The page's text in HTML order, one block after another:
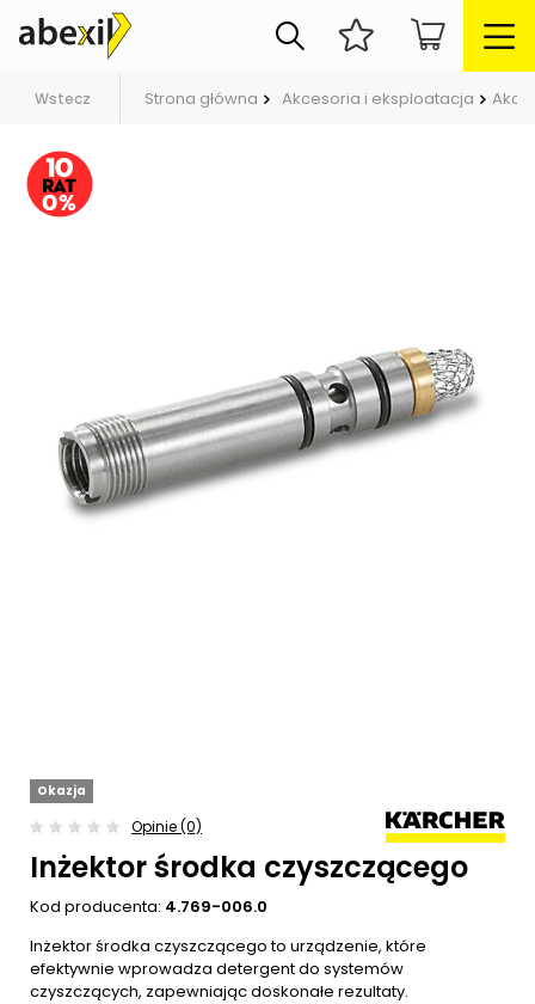
Wstecz Strona główna Akcesoria i eksploatacja
Okazja
Opinie (0)
Inżektor środka czyszczącego
Kod producenta: 4.769-006.0
Inżektor środka czyszczącego to urządzenie, które
efektywnie wprowadza detergent do systemów
czyszczących, zapewniając doskonałe rezultaty.